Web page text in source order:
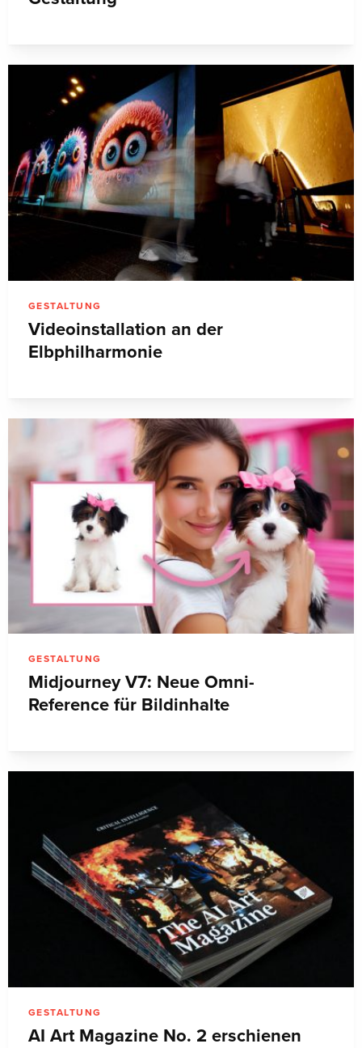
GESTALTUNG
Videoinstallation an der
Elbphilharmonie
GESTALTUNG
Midjourney V7: Neue Omni-
Reference für Bildinhalte
GESTALTUNG
AI Art Magazine No. 2 erschienen